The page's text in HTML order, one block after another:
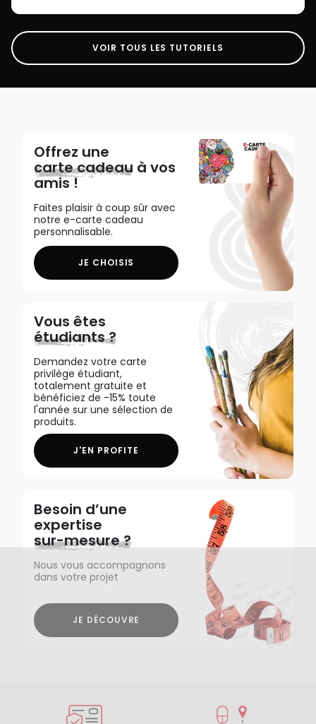
VOIR TOUS LES TUTORIELS
Offrez une
carte cadeau à vos
amis !
Faites plaisir à coup sûr avec
notre e-carte cadeau
personnalisable.
JE CHOISIS
Vous êtes
étudiants ?
Demandez votre carte
privilège étudiant,
totalement gratuite et
bénéficiez de -15% toute
l'année sur une sélection de
produits.
J'EN PROFITE
Besoin d’une
expertise
sur-mesure ?
Nous vous accompagnons
dans votre projet
JE DÉCOUVRE